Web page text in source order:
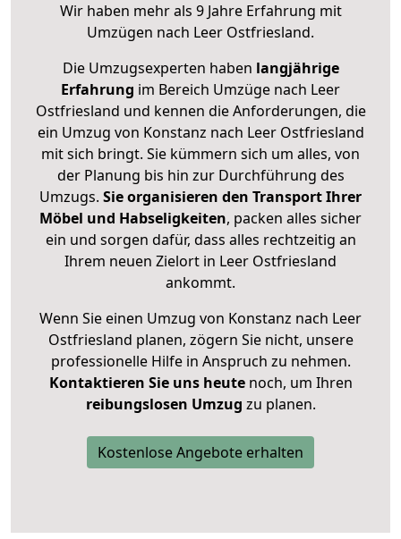
Wir haben mehr als 9 Jahre Erfahrung mit
Umzügen nach Leer Ostfriesland.
Die Umzugsexperten haben langjährige
Erfahrung im Bereich Umzüge nach Leer
Ostfriesland und kennen die Anforderungen, die
ein Umzug von Konstanz nach Leer Ostfriesland
mit sich bringt. Sie kümmern sich um alles, von
der Planung bis hin zur Durchführung des
Umzugs. Sie organisieren den Transport Ihrer
Möbel und Habseligkeiten, packen alles sicher
ein und sorgen dafür, dass alles rechtzeitig an
Ihrem neuen Zielort in Leer Ostfriesland
ankommt.
Wenn Sie einen Umzug von Konstanz nach Leer
Ostfriesland planen, zögern Sie nicht, unsere
professionelle Hilfe in Anspruch zu nehmen.
Kontaktieren Sie uns heutenoch, um Ihren
reibungslosen Umzug zu planen.
Kostenlose Angebote erhalten